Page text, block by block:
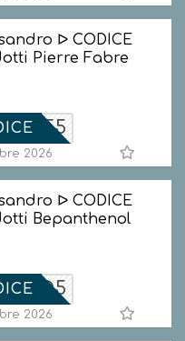
ᐅ CODICE
Pierre Fabre
PF5
2026
ᐅ CODICE
Bepanthenol
2026